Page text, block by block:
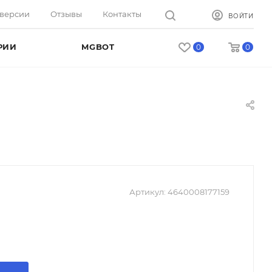
Отзывы Контакты ВОЙТИ
0 0
MGBOT
Артикул: 4640008177159